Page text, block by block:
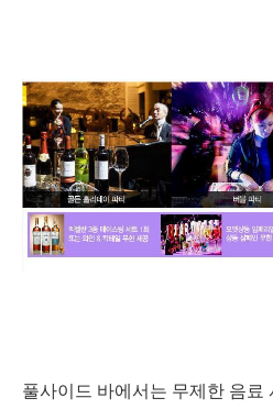
풀사이드 바에서는 무제한 음료